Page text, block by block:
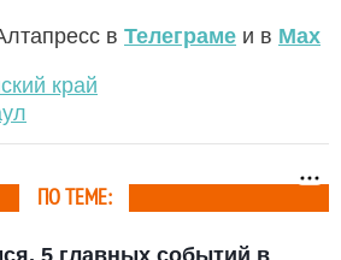
в Телеграме и в Max
край
ПО ТЕМЕ:
5 главных событий в